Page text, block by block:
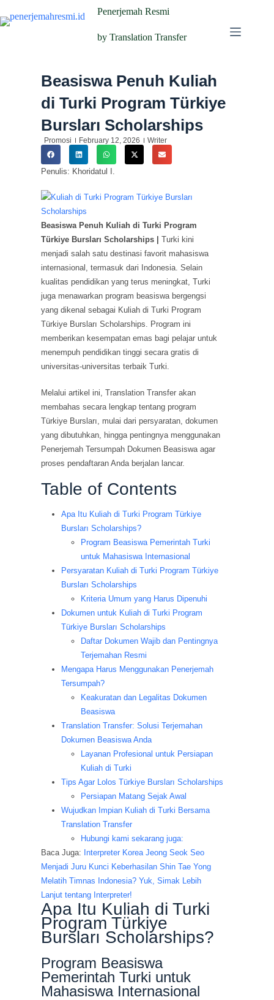
Penerjemah Resmi
by Translation Transfer
Beasiswa Penuh Kuliah
di Turki Program Türkiye
Bursları Scholarships
Promosi February 12, 2026 Writer
Penulis: Khoridatul I.
Beasiswa Penuh Kuliah di Turki Program
Türkiye Bursları Scholarships |
Turki kini
menjadi salah satu destinasi favorit mahasiswa
internasional, termasuk dari Indonesia. Selain
kualitas pendidikan yang terus meningkat, Turki
juga menawarkan program beasiswa bergengsi
yang dikenal sebagai Kuliah di Turki Program
Türkiye Bursları Scholarships. Program ini
memberikan kesempatan emas bagi pelajar untuk
menempuh pendidikan tinggi secara gratis di
universitas-universitas terbaik Turki.
Melalui artikel ini, Translation Transfer akan
membahas secara lengkap tentang program
Türkiye Bursları, mulai dari persyaratan, dokumen
yang dibutuhkan, hingga pentingnya menggunakan
Penerjemah Tersumpah Dokumen Beasiswa agar
proses pendaftaran Anda berjalan lancar.
Table of Contents
Apa Itu Kuliah di Turki Program Türkiye
Bursları Scholarships?
Program Beasiswa Pemerintah Turki
untuk Mahasiswa Internasional
Persyaratan Kuliah di Turki Program Türkiye
Bursları Scholarships
Kriteria Umum yang Harus Dipenuhi
Dokumen untuk Kuliah di Turki Program
Türkiye Bursları Scholarships
Daftar Dokumen Wajib dan Pentingnya
Terjemahan Resmi
Mengapa Harus Menggunakan Penerjemah
Tersumpah?
Keakuratan dan Legalitas Dokumen
Beasiswa
Translation Transfer: Solusi Terjemahan
Dokumen Beasiswa Anda
Layanan Profesional untuk Persiapan
Kuliah di Turki
Tips Agar Lolos Türkiye Bursları Scholarships
Persiapan Matang Sejak Awal
Wujudkan Impian Kuliah di Turki Bersama
Translation Transfer
Hubungi kami sekarang juga:
Baca Juga: Interpreter Korea Jeong Seok Seo
Menjadi Juru Kunci Keberhasilan Shin Tae Yong
Melatih Timnas Indonesia? Yuk, Simak Lebih
Lanjut tentang Interpreter!
Apa Itu Kuliah di Turki
Program Türkiye
Bursları Scholarships?
Program Beasiswa
Pemerintah Turki untuk
Mahasiswa Internasional